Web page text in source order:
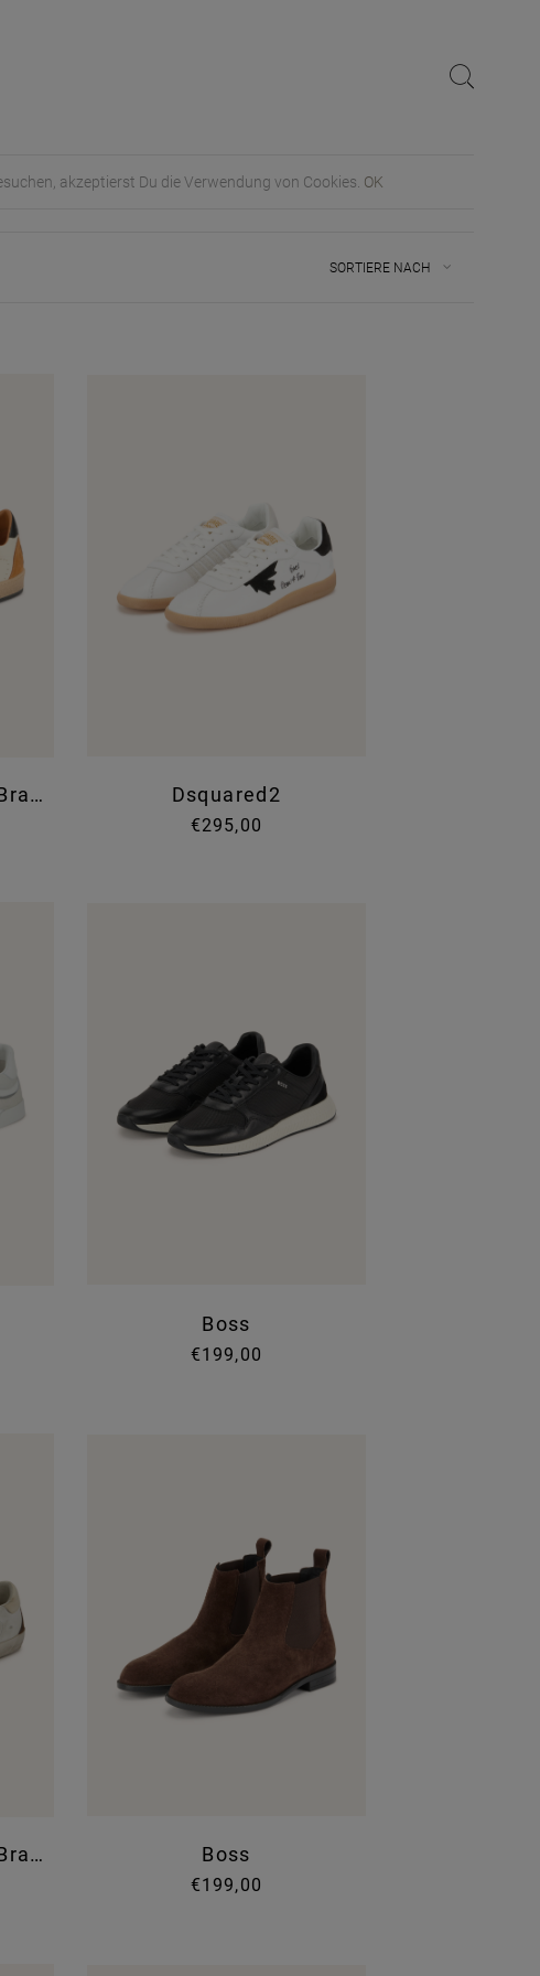
akzeptierst Du die Verwendung von Cookies. OK
SORTIERE NACH
Golden Goose Deluxe Brand Dsquared2
€295,00
Boss
€199,00
Golden Goose Deluxe Brand Boss
€199,00